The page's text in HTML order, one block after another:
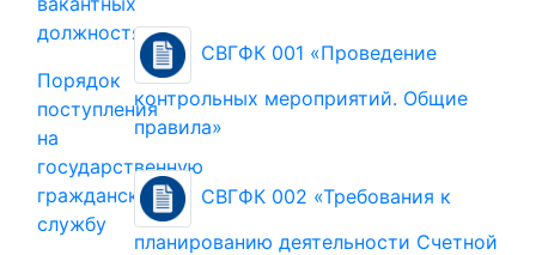
должностях
Порядок
поступления
на
государственную
гражданскую
службу
СВГФК 001 «Проведение
контрольных мероприятий. Общие
правила»
СВГФК 002 «Требования к
планированию деятельности Счетной